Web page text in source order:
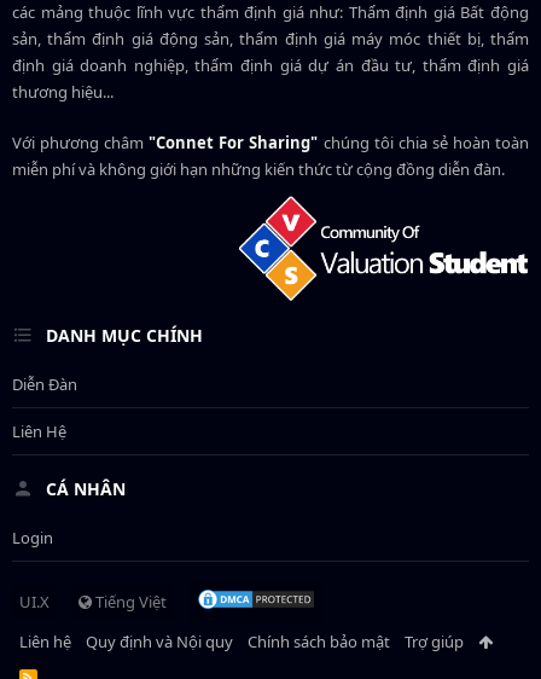
các mảng thuộc lĩnh vực thẩm định giá như: Thẩm định giá Bất động
sản, thẩm định giá động sản, thẩm định giá máy móc thiết bị, thẩm
định giá doanh nghiệp, thẩm định giá dự án đầu tư, thẩm định giá
thương hiệu...
Với phương châm"Connet For Sharing" chúng tôi chia sẻ hoàn toàn
miễn phí và không giới hạn những kiến thức từ cộng đồng diễn đàn.
DANH MỤC CHÍNH
Diễn Đàn
Liên Hệ
CÁ NHÂN
Login
UI.X
Tiếng Việt
Liên hệ
Quy định và Nội quy Chính sách bảo mật Trợ giúp